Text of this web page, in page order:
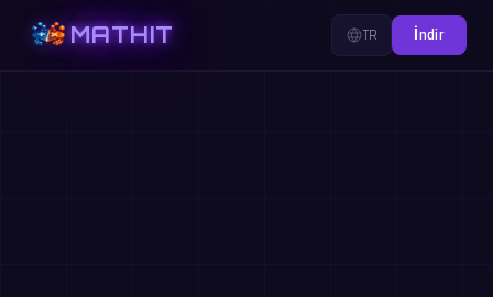
MATHIT TR İndir